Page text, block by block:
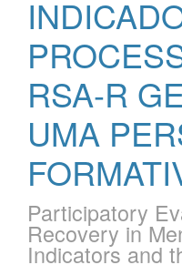
RSA-R
UMA
Participatory
Recovery in
Indicators and